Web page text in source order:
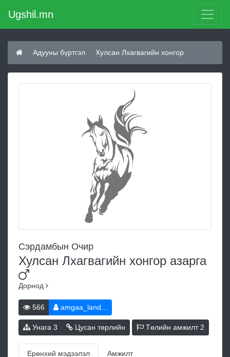
Ugshil.mn
Адууны бүртгэл Хулсан Лхагвагийн хонгор
Сэрдамбын Очир
Хулсан Лхагвагийн хонгор азарга
Дорнод
566 amgaa_land...
Унага 3 Цусан төрлийн Төлийн амжилт2
Ерөнхий мэдээлэл Амжилт